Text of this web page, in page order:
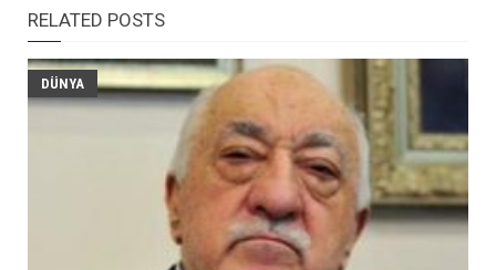
RELATED POSTS
DÜNYA